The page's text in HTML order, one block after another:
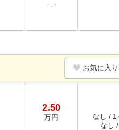
-
お気に入
2.50
万円
なし / 1
なし